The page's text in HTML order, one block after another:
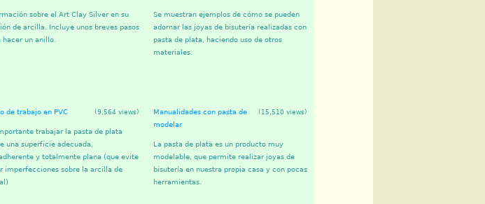
sobre el Art Clay Silver en su
de arcilla. Incluye unos breves pasos
hacer un anillo.
Se muestran ejemplos de cómo se pueden
adornar las joyas de bisutería realizadas con
pasta de plata, haciendo uso de otros
materiales.
(9,564 views)
de trabajo en PVC
trabajar la pasta de plata
una superficie adecuada,
y totalmente plana (que evite
imperfecciones sobre la arcilla de
(15,510 views)
Manualidades con pasta de
modelar
La pasta de plata es un producto muy
modelable, que permite realizar joyas de
bisutería en nuestra propia casa y con pocas
herramientas.